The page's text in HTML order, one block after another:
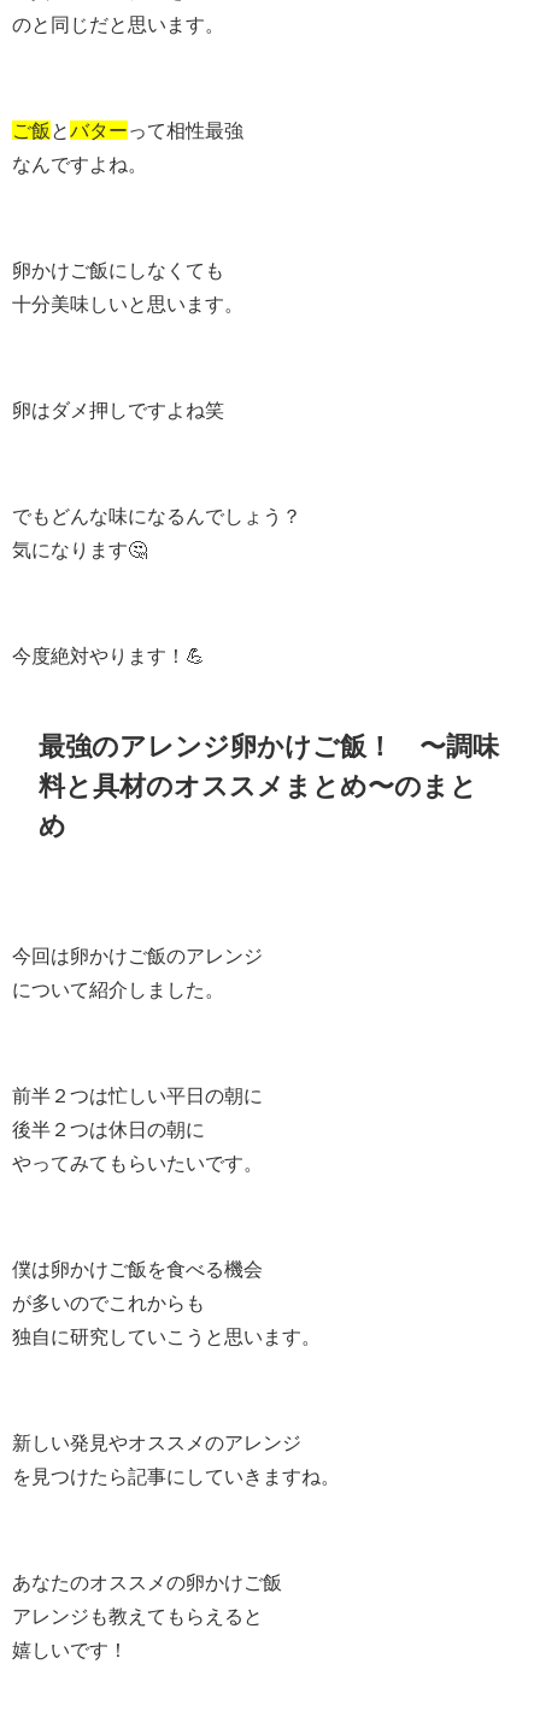
のと同じだと思います。
ご飯 と バターって相性最強
なんですよね。
卵かけご飯にしなくても
十分美味しいと思います。
卵はダメ押しですよね笑
でもどんな味になるんでしょう？
気になります🤔
今度絶対やります！💪
最強のアレンジ卵かけご飯！ 〜調味
料と具材のオススメまとめ〜のまと
め
今回は卵かけご飯のアレンジ
について紹介しました。
前半２つは忙しい平日の朝に
後半２つは休日の朝に
やってみてもらいたいです。
僕は卵かけご飯を食べる機会
が多いのでこれからも
独自に研究していこうと思います。
新しい発見やオススメのアレンジ
を見つけたら記事にしていきますね。
あなたのオススメの卵かけご飯
アレンジも教えてもらえると
嬉しいです！